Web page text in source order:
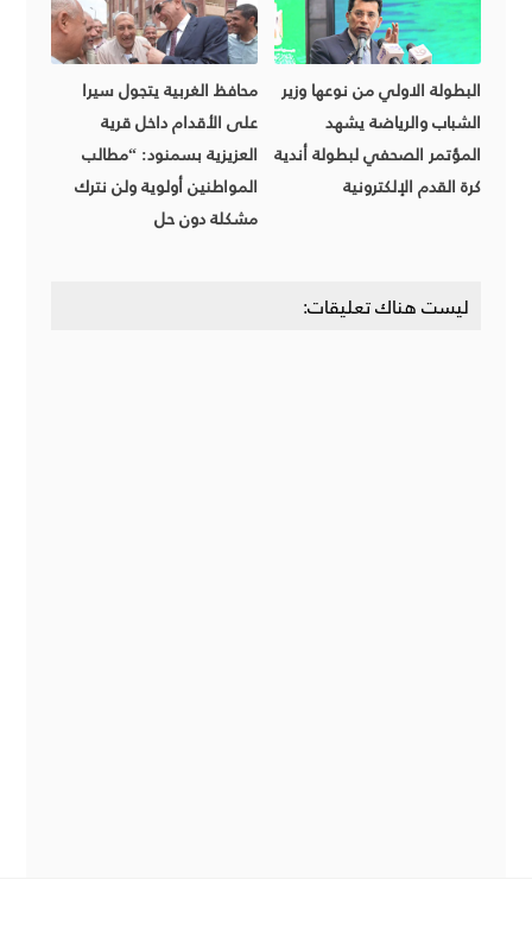
محافظ الغربية يتجول سيرا
على الأقدام داخل قرية
العزيزية بسمنود: “مطالب
المواطنين أولوية ولن نترك
مشكلة دون حل
البطولة الاولي من نوعها وزير
الشباب والرياضة يشهد
المؤتمر الصحفي لبطولة أندية
كرة القدم الإلكترونية
ليست هناك تعليقات: